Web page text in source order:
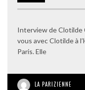
Interview de Clotilde
vous avec Clotilde à
Paris. Elle
LA PARIZIENNE